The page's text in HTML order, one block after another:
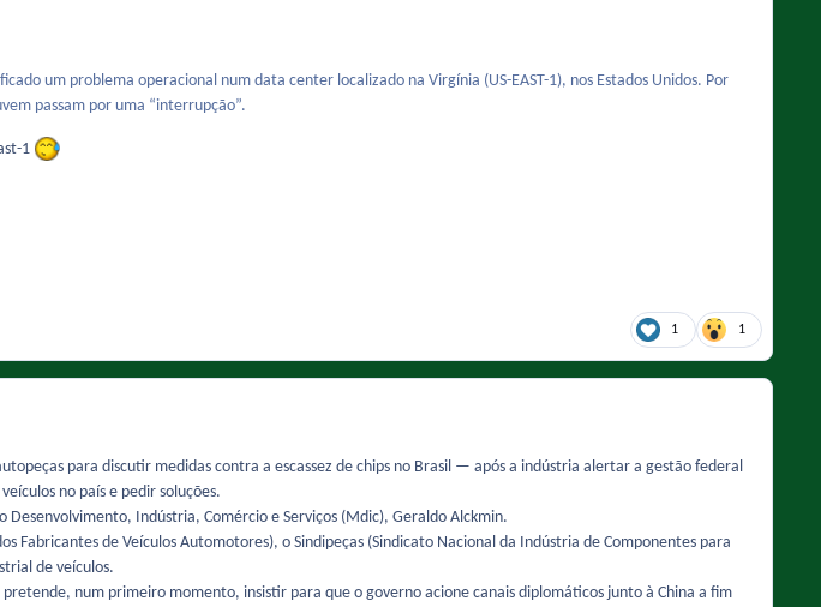
um problema operacional num data center localizado na Virgínia (US-EAST-1), nos Estados Unidos. Por
passam por uma “interrupção”.
1
1 1
para discutir medidas contra a escassez de chips no Brasil — após a indústria alertar a gestão federal
no país e pedir soluções.
Indústria, Comércio e Serviços (Mdic), Geraldo Alckmin.
Fabricantes de Veículos Automotores), o Sindipeças (Sindicato Nacional da Indústria de Componentes para
de veículos.
num primeiro momento, insistir para que o governo acione canais diplomáticos junto à China a fim